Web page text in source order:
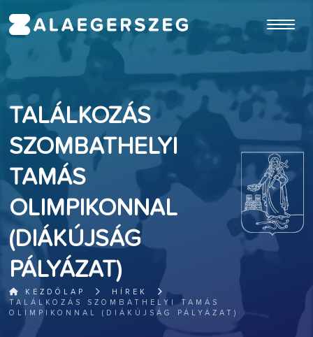
TALÁLKOZÁS
SZOMBATHELYI
TAMÁS
OLIMPIKONNAL
(DIÁKÚJSÁG
PÁLYÁZAT)
KEZDŐLAP
HÍREK
TALÁLKOZÁS SZOMBATHELYI TAMÁS
OLIMPIKONNAL (DIÁKÚJSÁG PÁLYÁZAT)